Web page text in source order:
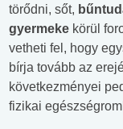
törődni, sőt,
gyermeke körül
vetheti fel, hogy
bírja tovább az
következményei
fizikai